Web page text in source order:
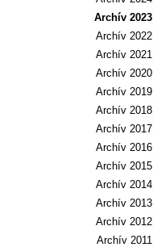
Archív 2023
Archív 2022
Archív 2021
Archív 2020
Archív 2019
Archív 2018
Archív 2017
Archív 2016
Archív 2015
Archív 2014
Archív 2013
Archív 2012
Archív 2011